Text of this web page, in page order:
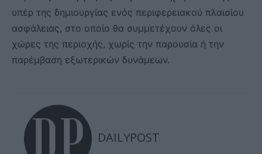
υπέρ της δημιουργίας ενός περιφερειακού πλαισίου
ασφάλειας, στο οποίο θα συμμετέχουν όλες οι
χώρες της περιοχής, χωρίς την παρουσία ή την
παρέμβαση εξωτερικών δυνάμεων.
DAILYPOST